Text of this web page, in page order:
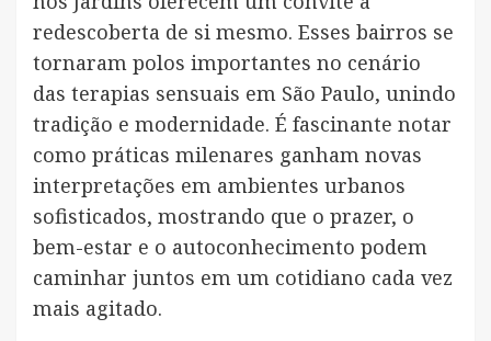
redescoberta de si mesmo. Esses bairros se
tornaram polos importantes no cenário
das terapias sensuais em São Paulo, unindo
tradição e modernidade. É fascinante notar
como práticas milenares ganham novas
interpretações em ambientes urbanos
sofisticados, mostrando que o prazer, o
bem-estar e o autoconhecimento podem
caminhar juntos em um cotidiano cada vez
mais agitado.